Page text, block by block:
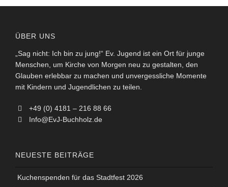
ÜBER UNS
„Sag nicht: Ich bin zu jung!“ Ev. Jugend ist ein Ort für junge
Menschen, um Kirche von Morgen neu zu gestalten, den
Glauben erlebbar zu machen und unvergessliche Momente
mit Kindern und Jugendlichen zu teilen.
+49 (0) 4181 – 216 88 66
Info@EvJ-Buchholz.de
NEUESTE BEITRÄGE
Kuchenspenden für das Stadtfest 2026